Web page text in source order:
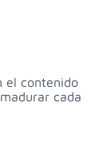
el contenido
cada